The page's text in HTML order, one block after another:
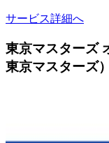
サービス詳細へ
東京マスターズ
東京マスターズ）